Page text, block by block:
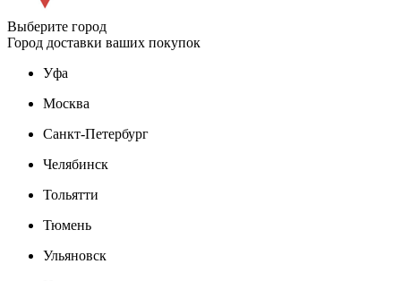
Выберите город
Город доставки ваших покупок
Уфа
Москва
Санкт-Петербург
Челябинск
Тольятти
Тюмень
Ульяновск